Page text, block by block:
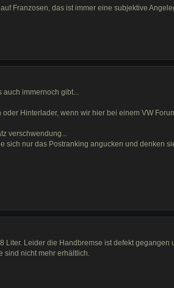
Franzosen, das ist immer eine subjektive
auch immernoch gibt...
Hinterlader, wenn wir hier bei einem VW
verschwendung...
sich nur das Postranking angucken und denken
Liter. Leider die Handbremse ist defekt gegangen
sind nicht mehr erhältlich.